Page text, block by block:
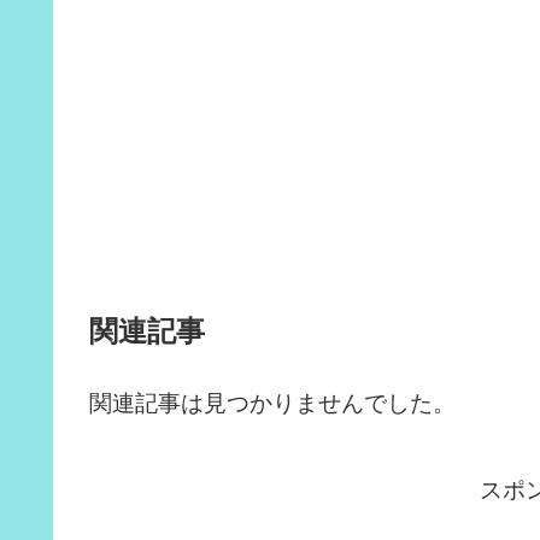
関連記事
関連記事は見つかりませんでした。
スポ